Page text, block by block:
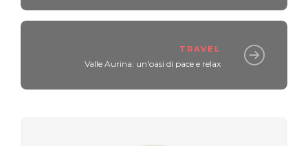
TRAVEL
Valle Aurina: un'oasi di pace e relax